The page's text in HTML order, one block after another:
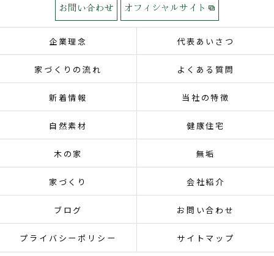
お問い合わせ オフィシャルサイト
企業理念 代表あいさつ
家づくりの流れ よくある質問
新着情報 当社の特徴
自然素材 健康住宅
木の家 無垢
家づくり 会社紹介
ブログ お問い合わせ
プライバシーポリシー サイトマップ